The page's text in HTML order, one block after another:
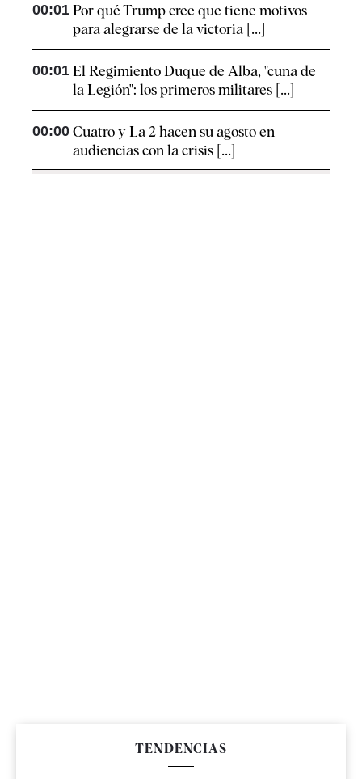
00:01 Por qué Trump cree que tiene motivos
para alegrarse de la victoria [...]
00:01 El Regimiento Duque de Alba, "cuna de
la Legión": los primeros militares [...]
00:00 Cuatro y La 2 hacen su agosto en
audiencias con la crisis [...]
TENDENCIAS